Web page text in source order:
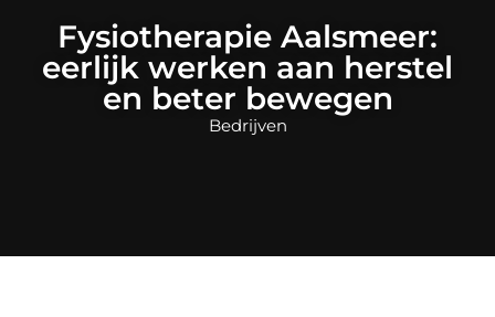
Fysiotherapie Aalsmeer:
eerlijk werken aan herstel
en beter bewegen
Bedrijven